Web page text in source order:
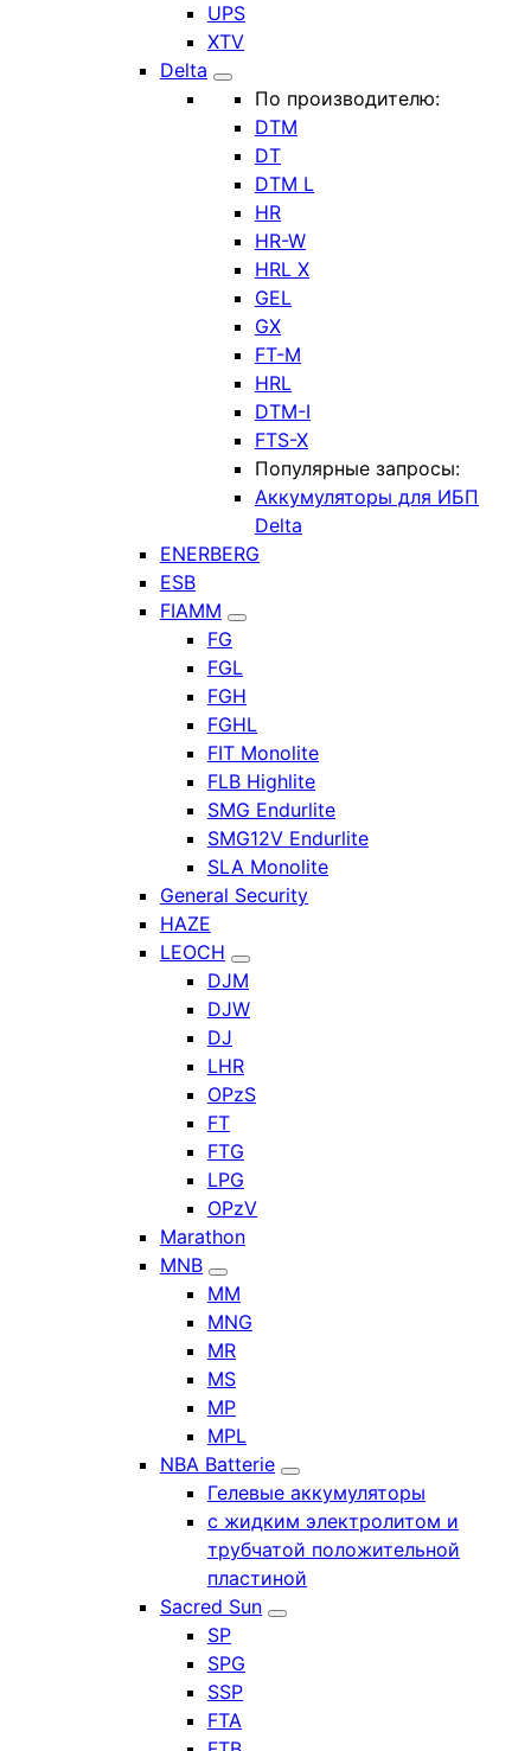
UPS
XTV
Delta
По производителю:
DTM
DT
DTM L
HR
HR-W
HRL X
GEL
GX
FT-M
HRL
DTM-I
FTS-X
Популярные запросы:
Аккумуляторы для ИБП
Delta
ENERBERG
ESB
FIAMM
FG
FGL
FGH
FGHL
FIT Monolite
FLB Highlite
SMG Endurlite
SMG12V Endurlite
SLA Monolite
General Security
HAZE
LEOCH
DJM
DJW
DJ
LHR
OPzS
FT
FTG
LPG
OPzV
Marathon
MNB
MM
MNG
MR
MS
MP
MPL
NBA Batterie
Гелевые аккумуляторы
с жидким электролитом и
трубчатой положительной
пластиной
Sacred Sun
SP
SPG
SSP
FTA